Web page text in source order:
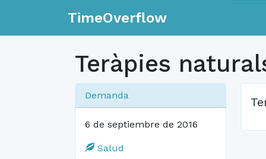
TimeOverflow
Teràpies
Demanda
6 de septiembre de 2016
Salud